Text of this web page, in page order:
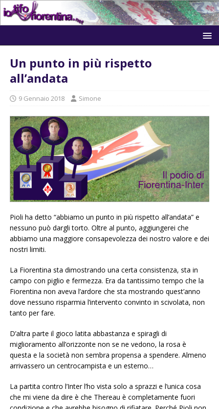
Un punto in più rispetto
all’andata
9 Gennaio 2018 Simone
Pioli ha detto “abbiamo un punto in più rispetto all’andata” e
nessuno può dargli torto. Oltre al punto, aggiungerei che
abbiamo una maggiore consapevolezza dei nostro valore e dei
nostri limiti.
La Fiorentina sta dimostrando una certa consistenza, sta in
campo con piglio e fermezza. Era da tantissimo tempo che la
Fiorentina non aveva l’ardore che sta mostrando quest’anno
dove nessuno risparmia l’intervento convinto in scivolata, non
tanto per fare.
D’altra parte il gioco latita abbastanza e spiragli di
miglioramento all’orizzonte non se ne vedono, la rosa è
questa e la società non sembra propensa a spendere. Almeno
arrivassero un centrocampista e un esterno…
La partita contro l’Inter l’ho vista solo a sprazzi e l’unica cosa
che mi viene da dire è che Thereau è completamente fuori